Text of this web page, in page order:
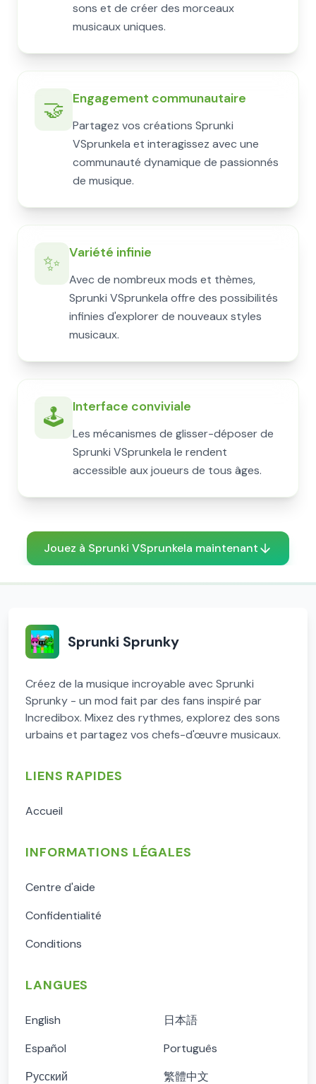
sons et de créer des morceaux
musicaux uniques.
🤝 Engagement communautaire
Partagez vos créations Sprunki
VSprunkela et interagissez avec une
communauté dynamique de passionnés
de musique.
✨ Variété infinie
Avec de nombreux mods et thèmes,
Sprunki VSprunkela offre des possibilités
infinies d'explorer de nouveaux styles
musicaux.
🕹️ Interface conviviale
Les mécanismes de glisser-déposer de
Sprunki VSprunkela le rendent
accessible aux joueurs de tous âges.
Jouez à Sprunki VSprunkela maintenant
Sprunki Sprunky
Créez de la musique incroyable avec Sprunki
Sprunky - un mod fait par des fans inspiré par
Incredibox. Mixez des rythmes, explorez des sons
urbains et partagez vos chefs-d'œuvre musicaux.
LIENS RAPIDES
Accueil
INFORMATIONS LÉGALES
Centre d'aide
Confidentialité
Conditions
LANGUES
English
日本語
Español
Português
Русский
繁體中文